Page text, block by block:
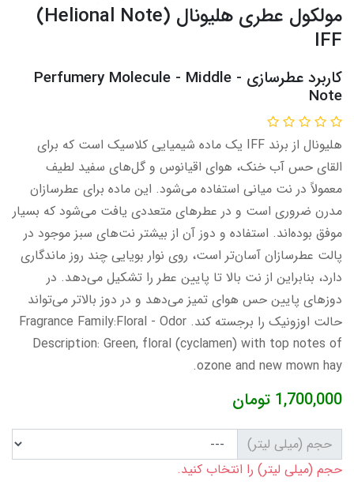
مولکول عطری هلیونال (Helional Note)
IFF
کاربرد عطرسازی - Perfumery Molecule - Middle
Note​​​
هلیونال از برند IFF یک ماده شیمیایی کلاسیک است که برای
القای حس آب خنک، هوای اقیانوس و گل‌های سفید لطیف
معمولاً در نت میانی استفاده می‌شود. این ماده برای عطرسازان
مدرن ضروری است و در عطرهای متعددی یافت می‌شود که بسیار
موفق بوده‌اند. استفاده و دوز آن از بیشتر نت‌های سبز موجود در
پالت عطرسازان آسان‌تر است، روی نوار بویایی چند روز ماندگاری
دارد، بنابراین از نت بالا تا پایین عطر را تشکیل می‌دهد. در
دوزهای پایین حس هوای تمیز می‌دهد و در دوز بالاتر می‌تواند
حالت اوزونیک را برجسته کند. Fragrance Family:Floral - Odor
Description: Green, floral (cyclamen) with top notes of
ozone and new mown hay.
1,700,000 تومان
حجم (میلی لیتر)
حجم (میلی لیتر) را انتخاب کنید.